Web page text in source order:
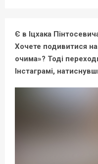
Є в Іцхака
Хочете подивитися
очима»? Тоді
Інстаграмі,